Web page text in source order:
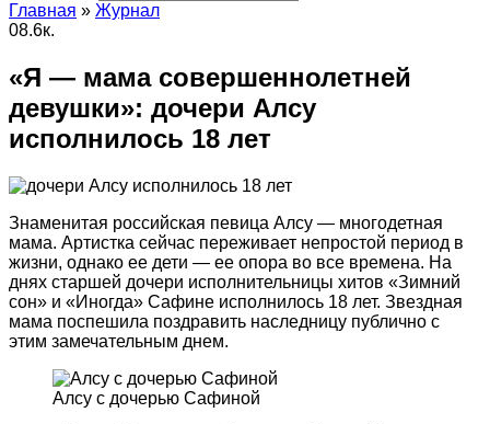
Главная » Журнал
08.6к.
«Я — мама совершеннолетней
девушки»: дочери Алсу
исполнилось 18 лет
Знаменитая российская певица Алсу — многодетная
мама. Артистка сейчас переживает непростой период в
жизни, однако ее дети — ее опора во все времена. На
днях старшей дочери исполнительницы хитов «Зимний
сон» и «Иногда» Сафине исполнилось 18 лет. Звездная
мама поспешила поздравить наследницу публично с
этим замечательным днем.
Алсу с дочерью Сафиной